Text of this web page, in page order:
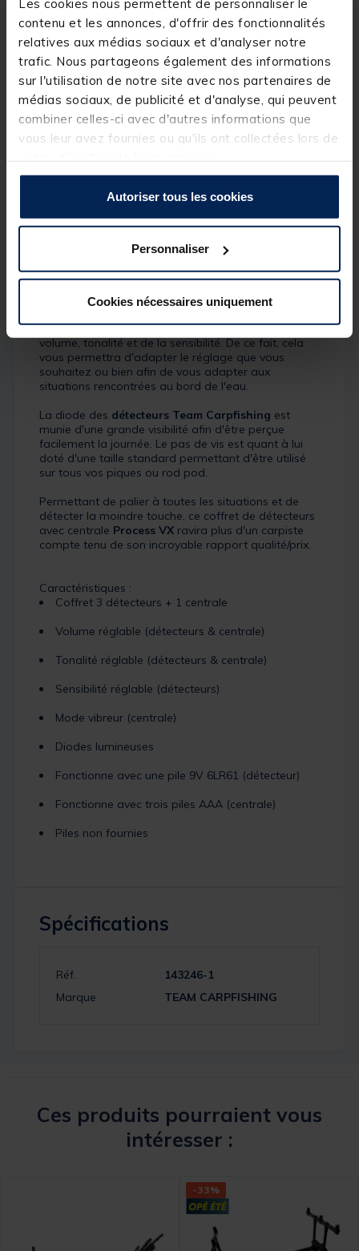
Les cookies nous permettent de personnaliser le
contenu et les annonces, d'offrir des fonctionnalités
relatives aux médias sociaux et d'analyser notre
trafic. Nous partageons également des informations
sur l'utilisation de notre site avec nos partenaires de
médias sociaux, de publicité et d'analyse, qui peuvent
combiner celles-ci avec d'autres informations que
vous leur avez fournies ou qu'ils ont collectées lors de
Autoriser tous les cookies
Personnaliser
Cookies nécessaires uniquement
Description Spécifications
Description & détails
Description
centrale doté de trois types de réglage vous
permettant de palier à toutes les situations.
Détails
Coffret Process VX 3+1 de chez
est un coffret de 3 détecteurs avec une
centrale sans fil. Pratique avec la centrale, cela vous
permettra ainsi de pouvoir être averti même en cas
d'éloignement de vos cannes ou bien de pratiquer
détecteur du coffret est doté d'un réglage du
volume, tonalité et de la sensibilité. De ce fait, cela
vous permettra d'adapter le réglage que vous
souhaitez ou bien afin de vous adapter aux
situations rencontrées au bord de l'eau.
La diode des détecteurs Team Carpfishing est
munie d'une grande visibilité afin d'être perçue
facilement la journée. Le pas de vis est quant à lui
doté d'une taille standard permettant d'être utilisé
sur tous vos piques ou rod pod.
Permettant de palier à toutes les situations et de
détecter la moindre touche, ce coffret de détecteurs
avec centrale Process VX ravira plus d'un carpiste
compte tenu de son incroyable rapport qualité/prix.
Caractéristiques :
Coffret 3 détecteurs + 1 centrale
Volume réglable (détecteurs & centrale)
Tonalité réglable (détecteurs & centrale)
Sensibilité réglable (détecteurs)
Mode vibreur (centrale)
Diodes lumineuses
Fonctionne avec une pile 9V 6LR61 (détecteur)
Fonctionne avec trois piles AAA (centrale)
Piles non fournies
Spécifications
Réf.
143246-1
Marque
TEAM CARPFISHING
Ces produits pourraient vous
intéresser :
-33%